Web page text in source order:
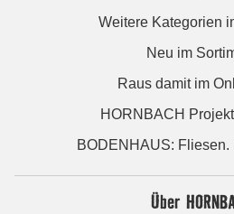
Weitere Kategorien
Neu im
Raus damit im
HORNBACH
BODENHAUS: Fliesen.
Über